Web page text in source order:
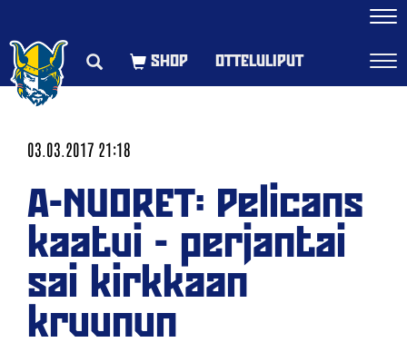
OTTELULIPUT
03.03.2017 21:18
A-NUORET: Pelicans
kaatui - perjantai
sai kirkkaan
kruunun